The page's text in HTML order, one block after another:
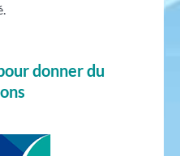
donner du